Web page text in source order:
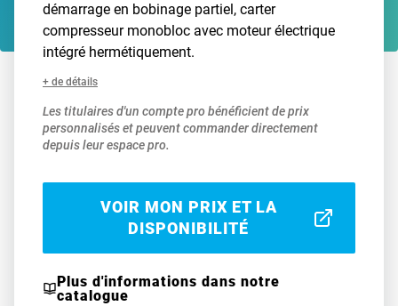
démarrage en bobinage partiel, carter
compresseur monobloc avec moteur électrique
intégré hermétiquement.
+ de détails
Les titulaires d'un compte pro bénéficient de prix
personnalisés et peuvent commander directement
depuis leur espace pro.
VOIR MON PRIX ET LA
DISPONIBILITÉ
Plus d'informations dans notre
catalogue